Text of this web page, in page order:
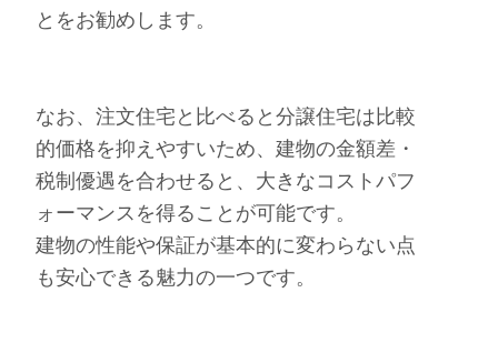
とをお勧めします。
なお、注文住宅と比べると分譲住宅は比較
的価格を抑えやすいため、建物の金額差・
税制優遇を合わせると、大きなコストパフ
ォーマンスを得ることが可能です。
建物の性能や保証が基本的に変わらない点
も安心できる魅力の一つです。